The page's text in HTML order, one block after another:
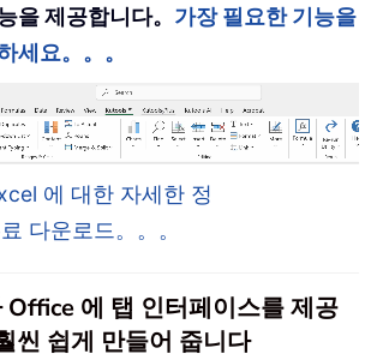
을 제공합니다。 가장 필요한 기능을
세요。。。
에 대한 자세한 정
다운로드。。。
Office 에 탭 인터페이스를 제공
씬 쉽게 만들어 줍니다